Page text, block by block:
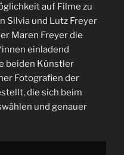
auf Filme zu
Silvia und Lutz Freyer
Maren Freyer die
einladend
beiden Künstler
Fotografien der
die sich beim
und genauer